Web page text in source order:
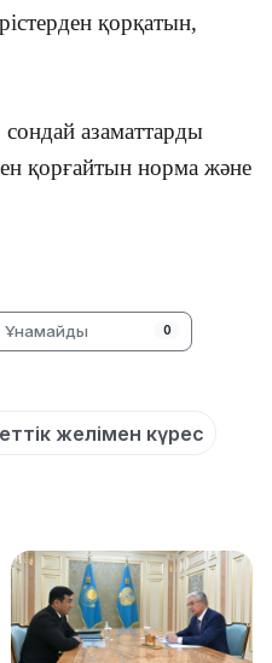
қорқатын,
сондай азаматтарды
қорғайтын норма және
Ұнамайды 0
желімен күрес